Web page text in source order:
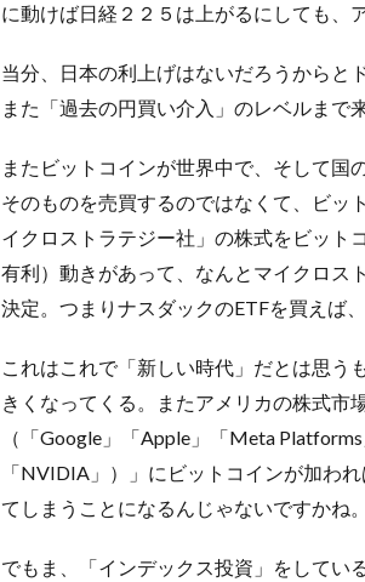
に動けば日経２２５は上がるにしても、
当分、日本の利上げはないだろうからと
また「過去の円買い介入」のレベルまで
またビットコインが世界中で、そして国
そのものを売買するのではなくて、ビッ
イクロストラテジー社」の株式をビット
有利）動きがあって、なんとマイクロス
決定。つまりナスダックのETFを買えば
これはこれで「新しい時代」だとは思う
きくなってくる。またアメリカの株式市
（「Google」「Apple」「Meta
「NVIDIA」）」にビットコインが加わ
てしまうことになるんじゃないですかね。
でもま、「インデックス投資」をしてい